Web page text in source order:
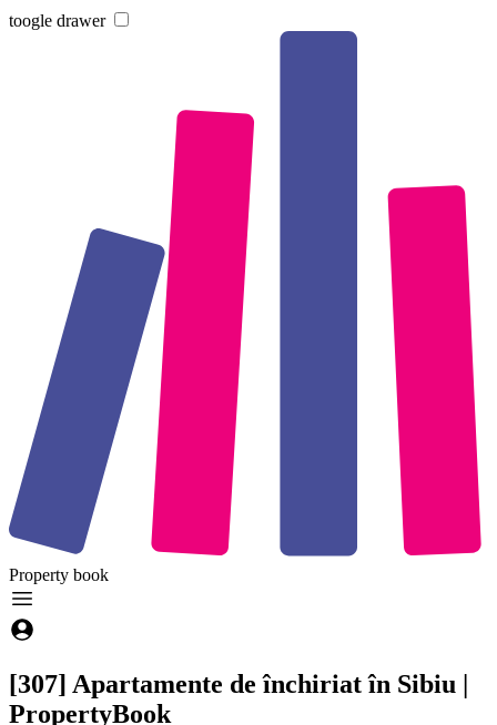
toogle drawer
Property book
[307] Apartamente de închiriat în Sibiu |
PropertyBook